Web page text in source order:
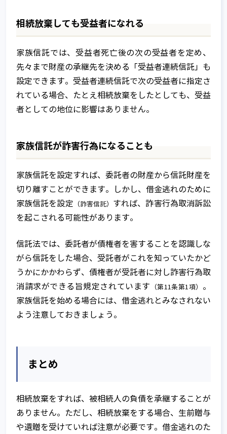
相続放棄しても受益者になれる
家族信託では、受益者死亡後の次の受益者を定め、
先々まで財産の承継先を決める「受益者連続信託」も
設定できます。受益者連続信託で次の受益者に指定さ
れている場合、たとえ相続放棄をしたとしても、受益
者としての地位に影響はありません。
家族信託が詐害行為になることも
家族信託を設定すれば、委託者の財産から信託財産を
切り離すことができます。しかし、借金逃れのために
家族信託を設定 （詐害信託） すれば、詐害行為取消訴訟
を起こされる可能性があります。
信託法では、委託者が債権者を害することを認識しな
がら信託をした場合、受託者がこれを知っていたかど
うかにかかわらず、債権者が受託者に対し詐害行為取
消請求ができる旨規定されています
（第11条第1項） 。
家族信託を始める場合には、借金逃れとみなされない
よう注意しておきましょう。
まとめ
相続放棄をすれば、被相続人の負債を承継することが
ありません。ただし、相続放棄をする場合、生前贈与
や遺贈を受けていれば注意が必要です。借金逃れのた